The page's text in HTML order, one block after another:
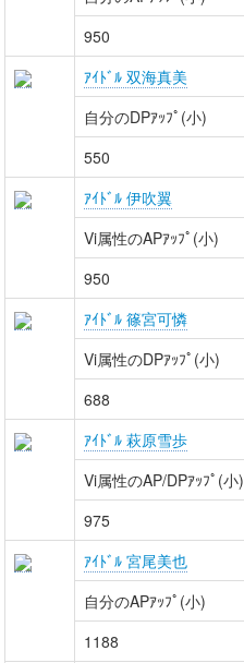
950
ｱｲﾄﾞﾙ 双海真美
自分のDPｱｯﾌﾟ(小)
550
ｱｲﾄﾞﾙ 伊吹翼
Vi属性のAPｱｯﾌﾟ(小)
950
ｱｲﾄﾞﾙ 篠宮可憐
Vi属性のDPｱｯﾌﾟ(小)
688
ｱｲﾄﾞﾙ 萩原雪歩
Vi属性のAP/DPｱｯﾌﾟ(小)
975
ｱｲﾄﾞﾙ 宮尾美也
自分のAPｱｯﾌﾟ(小)
1188